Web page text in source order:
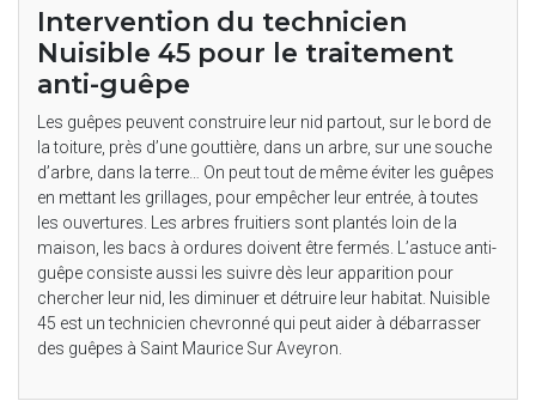
Intervention du technicien
Nuisible 45 pour le traitement
anti-guêpe
Les guêpes peuvent construire leur nid partout, sur le bord de
la toiture, près d’une gouttière, dans un arbre, sur une souche
d’arbre, dans la terre… On peut tout de même éviter les guêpes
en mettant les grillages, pour empêcher leur entrée, à toutes
les ouvertures. Les arbres fruitiers sont plantés loin de la
maison, les bacs à ordures doivent être fermés. L’astuce anti-
guêpe consiste aussi les suivre dès leur apparition pour
chercher leur nid, les diminuer et détruire leur habitat. Nuisible
45 est un technicien chevronné qui peut aider à débarrasser
des guêpes à Saint Maurice Sur Aveyron.